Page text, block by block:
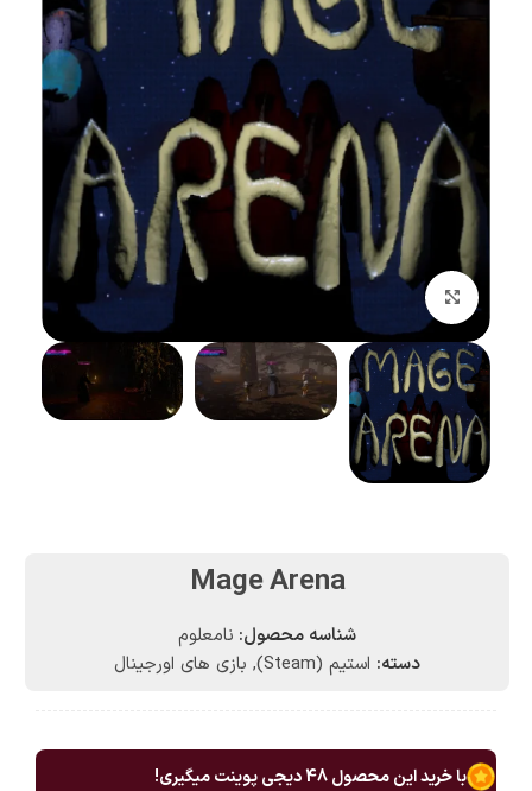
بزرگنمایی تصویر
Mage Arena
شناسه محصول: نامعلوم
دسته: استیم (Steam) , بازی های اورجینال
با خرید این محصول48دیجی پوینت میگیری!